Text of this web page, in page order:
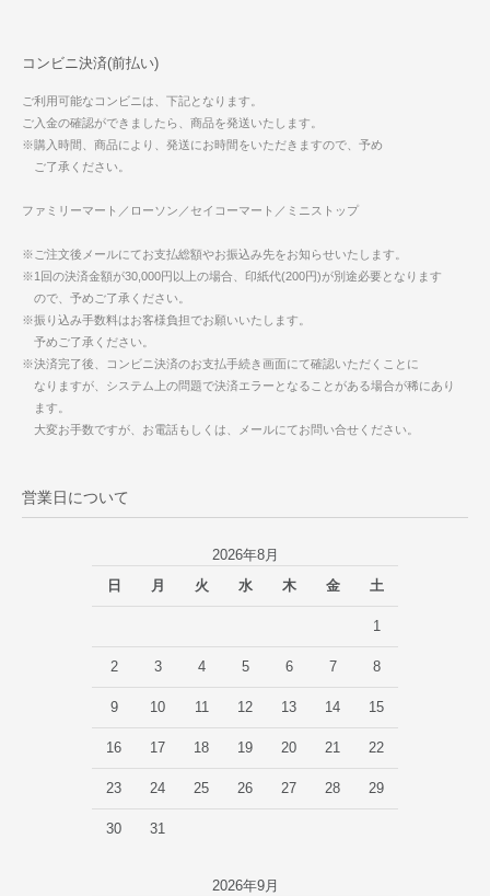
コンビニ決済(前払い)
ご利用可能なコンビニは、下記となります。
ご入金の確認ができましたら、商品を発送いたします。
※購入時間、商品により、発送にお時間をいただきますので、予め
ご了承ください。
ファミリーマート／ローソン／セイコーマート／ミニストップ
※ご注文後メールにてお支払総額やお振込み先をお知らせいたします。
※1回の決済金額が30,000円以上の場合、印紙代(200円)が別途必要となります
ので、予めご了承ください。
※振り込み手数料はお客様負担でお願いいたします。
予めご了承ください。
※決済完了後、コンビニ決済のお支払手続き画面にて確認いただくことに
なりますが、システム上の問題で決済エラーとなることがある場合が稀にあり
ます。
大変お手数ですが、お電話もしくは、メールにてお問い合せください。
営業日について
2026年8月
日
月 火 水 木 金 土
1
2 3 4 5 6 7 8
9 10 11 12 13 14 15
16 17 18 19 20 21 22
23 24 25 26 27 28 29
30 31
2026年9月